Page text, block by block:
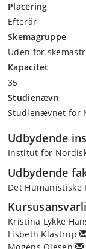
Placering
Efterår
Skemagruppe
Uden for
Kapacitet
35
Studienævn
Studienævnet for
Udbydende
Institut for
Udbydende
Det Humanistiske
Kristina Lykke
Lisbeth Klastrup